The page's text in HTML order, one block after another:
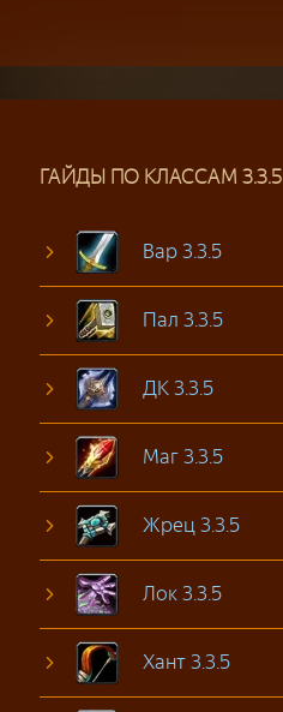
ГАЙДЫ ПО КЛАССАМ 3.3.5
Вар 3.3.5
Пал 3.3.5
ДК 3.3.5
Маг 3.3.5
Жрец 3.3.5
Лок 3.3.5
Хант 3.3.5